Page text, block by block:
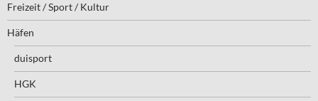
Freizeit / Sport / Kultur
Häfen
duisport
HGK